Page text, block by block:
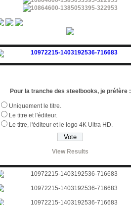
Pour la tranche des steelbooks, je préfère :
Uniquement le titre.
Le titre et l'éditeur.
Le titre, l'éditeur et le logo 4K Ultra HD.
View Results